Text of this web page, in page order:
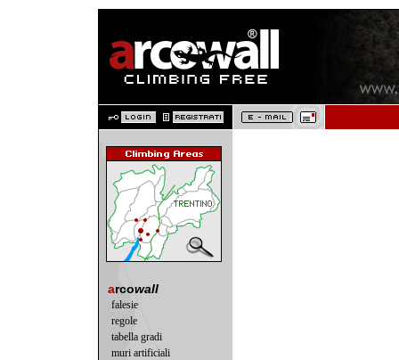
arcowall
falesie
regole
tabella gradi
muri artificiali